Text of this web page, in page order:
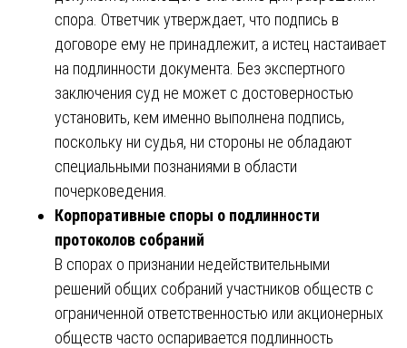
спора. Ответчик утверждает, что подпись в
договоре ему не принадлежит, а истец настаивает
на подлинности документа. Без экспертного
заключения суд не может с достоверностью
установить, кем именно выполнена подпись,
поскольку ни судья, ни стороны не обладают
специальными познаниями в области
почерковедения.
Корпоративные споры о подлинности
протоколов собраний
В спорах о признании недействительными
решений общих собраний участников обществ с
ограниченной ответственностью или акционерных
обществ часто оспаривается подлинность